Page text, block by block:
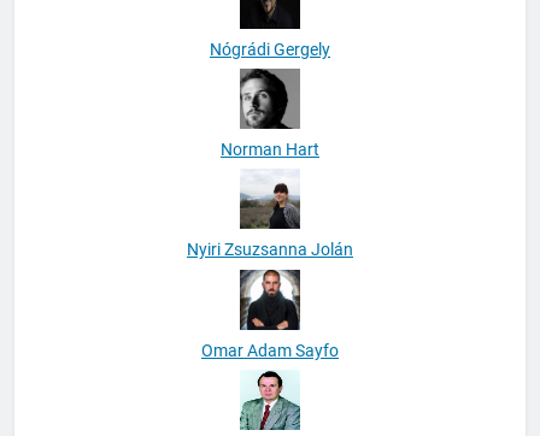
Nógrádi Gergely
Norman Hart
Nyiri Zsuzsanna Jolán
Omar Adam Sayfo